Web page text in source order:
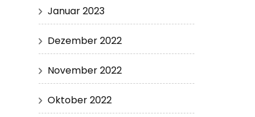
Januar 2023
Dezember 2022
November 2022
Oktober 2022